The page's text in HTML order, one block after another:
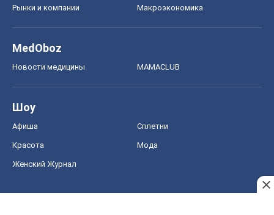
Рынки и компании Mакроэкономика
MedOboz
Новости медицины MAMACLUB
Шоу
Афиша Сплетни
Красота Мода
Женский Журнал